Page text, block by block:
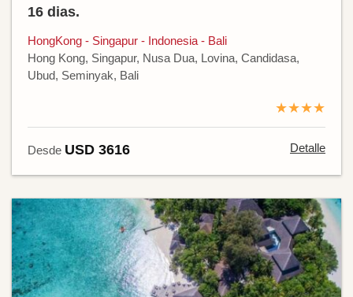
16 dias.
HongKong - Singapur - Indonesia - Bali
Hong Kong, Singapur, Nusa Dua, Lovina, Candidasa,
Ubud, Seminyak, Bali
★★★★
Desde USD 3616 Detalle